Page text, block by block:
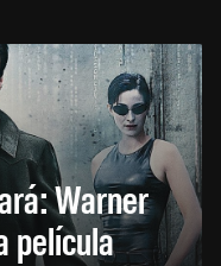
Warner
película